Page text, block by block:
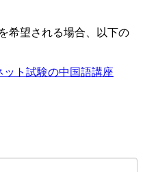
希望される場合、以下の
ト試験の中国語講座